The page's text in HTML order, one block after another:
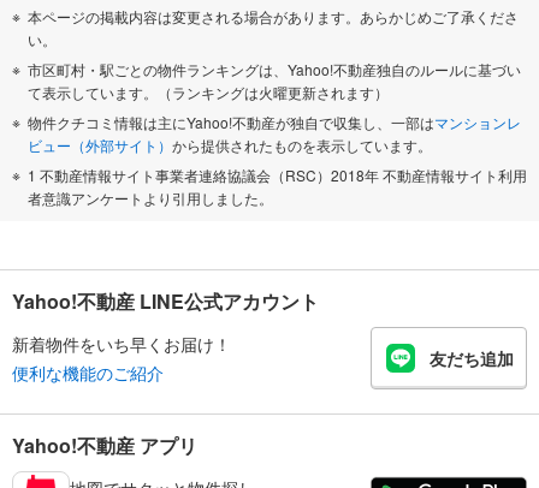
本ページの掲載内容は変更される場合があります。あらかじめご了承くださ
い。
市区町村・駅ごとの物件ランキングは、Yahoo!不動産独自のルールに基づい
て表示しています。（ランキングは火曜更新されます）
物件クチコミ情報は主にYahoo!不動産が独自で収集し、一部はマンションレ
ビュー（外部サイト） から提供されたものを表示しています。
1 不動産情報サイト事業者連絡協議会（RSC）2018年 不動産情報サイト利用
者意識アンケートより引用しました。
Yahoo!不動産 LINE公式アカウント
新着物件をいち早くお届け！
便利な機能のご紹介
友だち追加
Yahoo!不動産 アプリ